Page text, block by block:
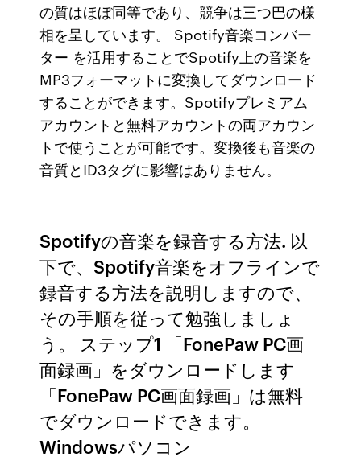
の質はほぼ同等であり、競争は三つ巴の様
相を呈しています。 Spotify音楽コンバー
ター を活用することでSpotify上の音楽を
MP3フォーマットに変換してダウンロード
することができます。Spotifyプレミアム
アカウントと無料アカウントの両アカウン
トで使うことが可能です。変換後も音楽の
音質とID3タグに影響はありません。
Spotifyの音楽を録音する方法. 以
下で、Spotify音楽をオフラインで
録音する方法を説明しますので、
その手順を従って勉強しましょ
う。 ステップ1 「FonePaw PC画
面録画」をダウンロードします
「FonePaw PC画面録画」は無料
でダウンロードできます。
Windowsパソコン